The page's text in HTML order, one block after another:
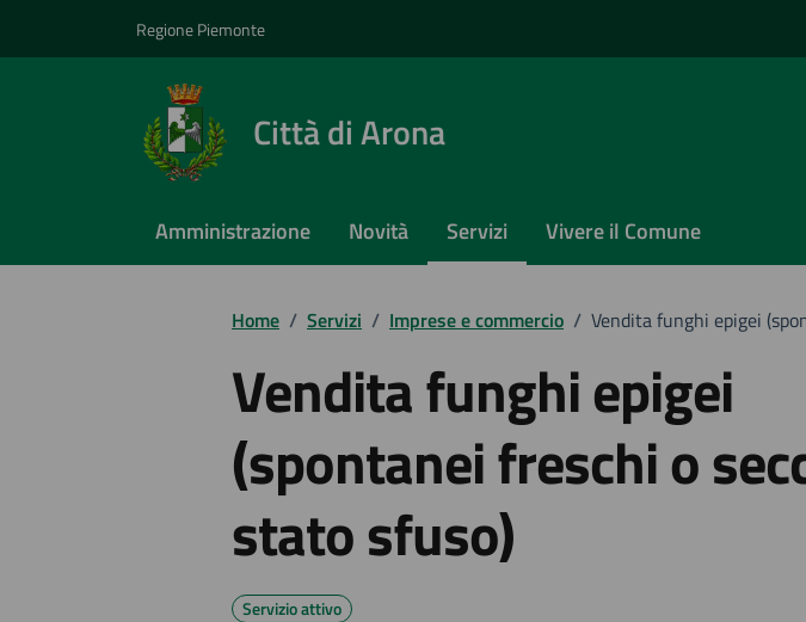
Regione Piemonte
Città di Arona
Amministrazione Novità Servizi Vivere il Comune
Home / Servizi / Imprese e commercio / Vendita funghi epigei
Vendita funghi epigei
(spontanei freschi o
stato sfuso)
Servizio attivo